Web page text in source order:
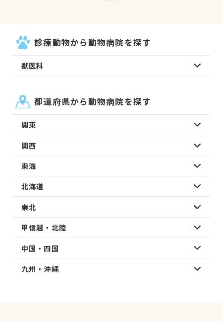
診療動物から動物病院を探す
獣医科
都道府県から動物病院を探す
関東
関西
東海
北海道
東北
甲信越・北陸
中国・四国
九州・沖縄